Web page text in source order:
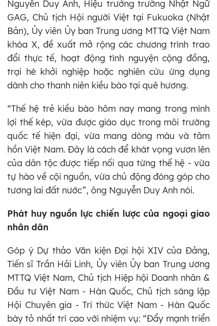
Nguyễn Duy Anh, Hiệu trưởng trường Nhật Ngữ
GAG, Chủ tịch Hội người Việt tại Fukuoka (Nhật
Bản), Ủy viên Ủy ban Trung ương MTTQ Việt Nam
khóa X, đề xuất mở rộng các chương trình trao
đổi thực tế, hoạt động tình nguyện cộng đồng,
trại hè khởi nghiệp hoặc nghiên cứu ứng dụng
dành cho thanh niên kiều bào tại quê hương.
“Thế hệ trẻ kiều bào hôm nay mang trong mình
lợi thế kép, vừa được giáo dục trong môi trường
quốc tế hiện đại, vừa mang dòng máu và tâm
hồn Việt Nam. Đây là cách để khát vọng vươn lên
của dân tộc được tiếp nối qua từng thế hệ - vừa
tự hào về cội nguồn, vừa chủ động đóng góp cho
tương lai đất nước”, ông Nguyễn Duy Anh nói.
Phát huy nguồn lực chiến lược của ngoại giao
nhân dân
Góp ý Dự thảo Văn kiện Đại hội XIV của Đảng,
Tiến sĩ Trần Hải Linh, Ủy viên Ủy ban Trung ương
MTTQ Việt Nam, Chủ tịch Hiệp hội Doanh nhân &
Đầu tư Việt Nam - Hàn Quốc, Chủ tịch sáng lập
Hội Chuyên gia - Trí thức Việt Nam - Hàn Quốc
bày tỏ nhất trí cao với nhiệm vụ: “Đẩy mạnh triển